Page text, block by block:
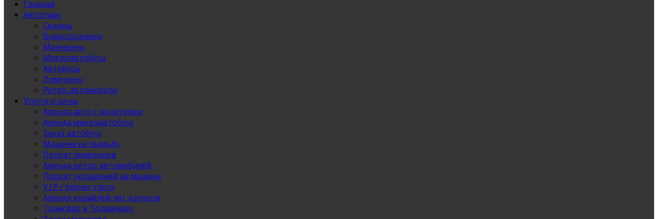
Главная
Автопарк
Седаны
Внедорожники
Минивэны
Микроавтобусы
Автобусы
Лимузины
Ретро-автомобили
Услуги и цены
Аренда авто с водителем
Аренда микроавтобуса
Заказ автобуса
Машина на свадьбу
Прокат лимузинов
Аренда ретро автомобилей
Прокат украшений на машину
V.I.P / бизнес такси
Аренда кораблей, яхт,катеров
Трансфер в Толмачево